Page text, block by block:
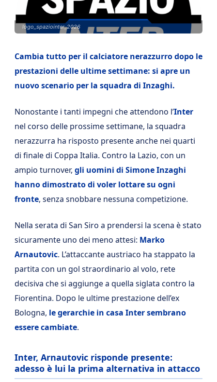
logo_spaziointer_2026
Cambia tutto per il calciatore nerazzurro dopo le
prestazioni delle ultime settimane: si apre un
nuovo scenario per la squadra di Inzaghi.
Nonostante i tanti impegni che attendono l’Inter
nel corso delle prossime settimane, la squadra
nerazzurra ha risposto presente anche nei quarti
di finale di Coppa Italia. Contro la Lazio, con un
ampio turnover, gli uomini di Simone Inzaghi
hanno dimostrato di voler lottare su ogni
fronte, senza snobbare nessuna competizione.
Nella serata di San Siro a prendersi la scena è stato
sicuramente uno dei meno attesi: Marko
Arnautovic. L’attaccante austriaco ha stappato la
partita con un gol straordinario al volo, rete
decisiva che si aggiunge a quella siglata contro la
Fiorentina. Dopo le ultime prestazione dell’ex
Bologna, le gerarchie in casa Inter sembrano
essere cambiate.
Inter, Arnautovic risponde presente:
adesso è lui la prima alternativa in attacco